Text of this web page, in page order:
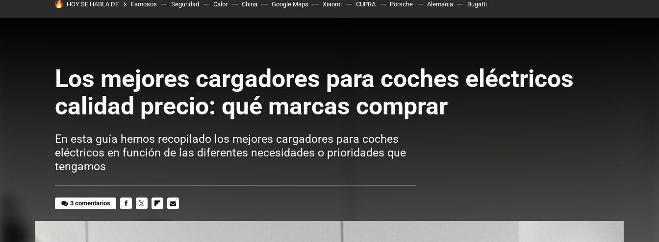
HOY SE HABLA DE Famosos Seguridad Calor China Google Maps Xiaomi CUPRA Porsche Alemania Bugatti
Los mejores cargadores para coches eléctricos
calidad precio: qué marcas comprar
En esta guía hemos recopilado los mejores cargadores para coches
eléctricos en función de las diferentes necesidades o prioridades que
tengamos
3 comentarios